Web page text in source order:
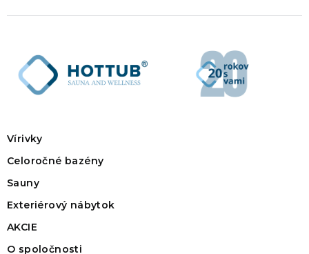
Vírivky
Celoročné bazény
Sauny
Exteriérový nábytok
AKCIE
O spoločnosti